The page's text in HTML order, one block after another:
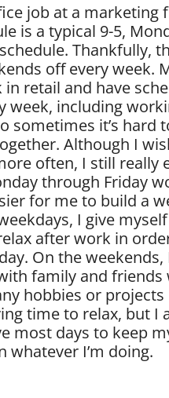
job at a marketing
is a typical 9-5,
Thankfully,
off every week.
retail and have
week, including
sometimes it’s hard
Although I
often, I still really
through Friday
for me to build a
I give
after work in
On the weekends,
family and friends
hobbies or projects
time to relax, but I
most days to keep
whatever I’m doing.